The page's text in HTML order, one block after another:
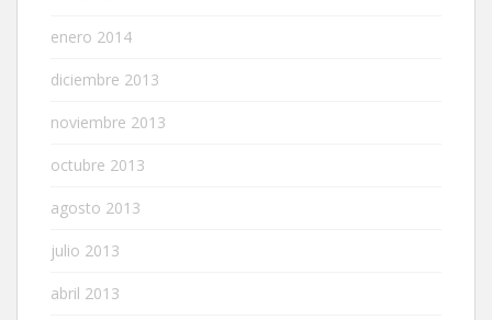
enero 2014
diciembre 2013
noviembre 2013
octubre 2013
agosto 2013
julio 2013
abril 2013